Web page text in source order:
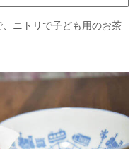
ニトリで子ども用のお茶